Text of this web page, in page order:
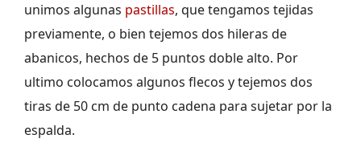
unimos algunas pastillas, que tengamos tejidas
previamente, o bien tejemos dos hileras de
abanicos, hechos de 5 puntos doble alto. Por
ultimo colocamos algunos flecos y tejemos dos
tiras de 50 cm de punto cadena para sujetar por la
espalda.